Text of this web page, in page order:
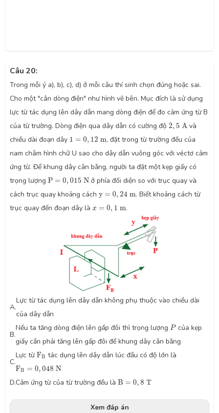
Câu 20:
Trong mỗi ý a), b), c), d) ở mỗi câu thí sinh chọn đúng hoặc sai.
Cho một "cân dòng điện" như hình vẽ bên. Mục đích là sử dụng
lực từ tác dụng lên dây dẫn mang dòng điện để đo cảm ứng từ B
của từ trường. Dòng điện qua dây dẫn có cường độ 2, 5 A
2 5 Avà
chiều dài đoạn dây 1 = 0, 12 m
1 =0 ,12 m
, đặt trong từ trường đều của
nam châm hình chữ U sao cho dây dẫn vuông góc với véctơ cảm
ứng từ. Để khung dây cân bằng, người ta đặt một kẹp giấy có
trọng lượng P = 0, 015 N
P =0 ,015 N
ở phía đối diện so với trục quay và
cách trục quay khoảng cách y = 0, 24 m
y =0 ,24 m
. Biết khoảng cách từ
trục quay đến đoạn dây là x = 0, 1 m
x =0 1 m .
A.
Lực từ tác dụng lên dây dẫn không phụ thuộc vào chiều dài
của dây dẫn
B.
Nếu ta tăng dòng điện lên gấp đôi thì trọng lượng P
Pcủa kẹp
giấy cần phải tăng lên gấp đôi để khung dây cân bằng
C.
Lực từFB
FB tác dụng lên dây dẫn lúc đầu có độ lớn là
FB = 0, 048 N
FB ,048 N
D.Cảm ứng từ của từ trường đều là B = 0, 8 T
B ,8 T
Xem đáp án